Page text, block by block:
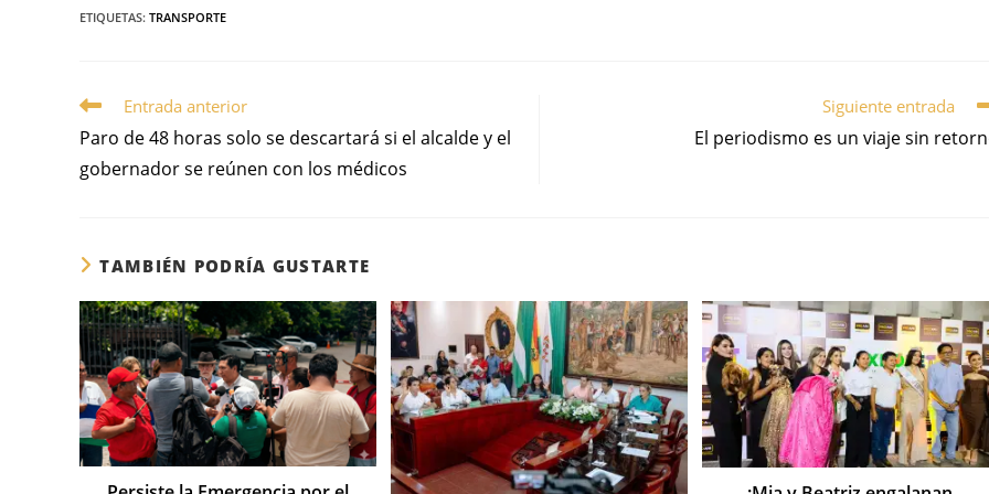
ETIQUETAS: TRANSPORTE
Entrada anterior
Paro de 48 horas solo se descartará si el alcalde y el
gobernador se reúnen con los médicos
Siguiente entrada
El periodismo es un viaje sin
TAMBIÉN PODRÍA GUSTARTE